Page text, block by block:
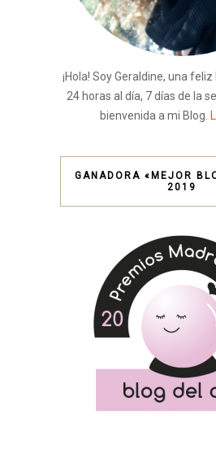
¡Hola! Soy Geraldine, una
24 horas al día, 7 días de la
bienvenida a mi Blog.
GANADORA «MEJOR
2019